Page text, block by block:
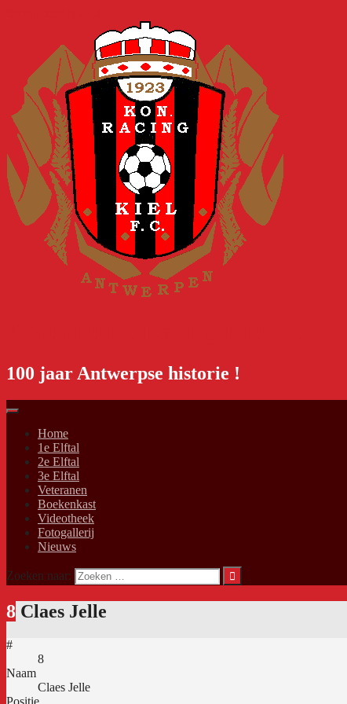
100 jaar Antwerpse historie !
Home
1e Elftal
2e Elftal
3e Elftal
Veteranen
Boekenkast
Videotheek
Fotogallerij
Nieuws
Zoeken naar:
8 Claes Jelle
#
8
Naam
Claes Jelle
Positie